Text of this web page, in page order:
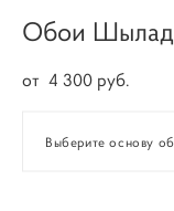
Обои Шылад
от 4 300 pуб.
Выберите основу